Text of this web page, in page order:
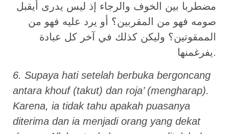
مضطربا بين الخوف والرجاء إذ ليس يدرى أيقبل
صومه فهو من المقربين؟ أو يرد عليه فهو من
الممقوتين؟ وليكن كذلك في آخر كل عبادة
يفرغمنها.
6. Supaya hati setelah berbuka bergoncang
antara khouf (takut) dan roja’ (mengharap).
Karena, ia tidak tahu apakah puasanya
diterima dan ia menjadi orang yang dekat